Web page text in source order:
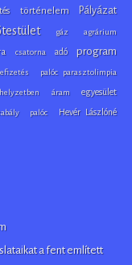
történelem Pályázat
gáz agrárium
csatorna adó program
palóc parasztolimpia
áram egyesület
palóc Hevér Lászlóné
a fent említett